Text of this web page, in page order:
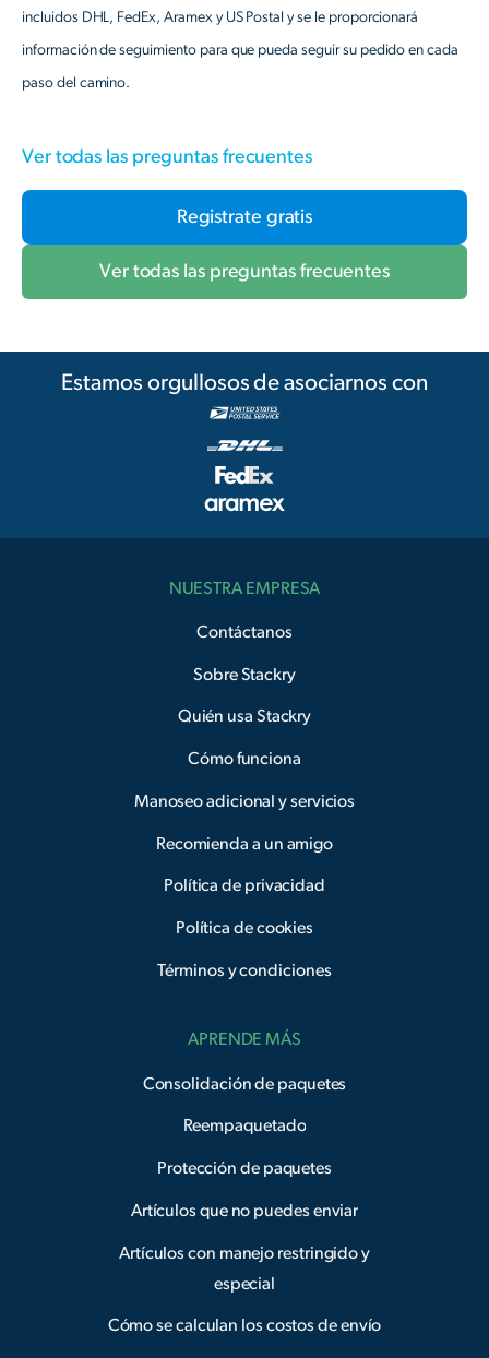
incluidos DHL, FedEx, Aramex y US Postal y se le proporcionará
información de seguimiento para que pueda seguir su pedido en cada
paso del camino.
Ver todas las preguntas frecuentes
Registrate gratis
Ver todas las preguntas frecuentes
Estamos orgullosos de asociarnos con
NUESTRA EMPRESA
Contáctanos
Sobre Stackry
Quién usa Stackry
Cómo funciona
Manoseo adicional y servicios
Recomienda a un amigo
Política de privacidad
Política de cookies
Términos y condiciones
APRENDE MÁS
Consolidación de paquetes
Reempaquetado
Protección de paquetes
Artículos que no puedes enviar
Artículos con manejo restringido y
especial
Cómo se calculan los costos de envío